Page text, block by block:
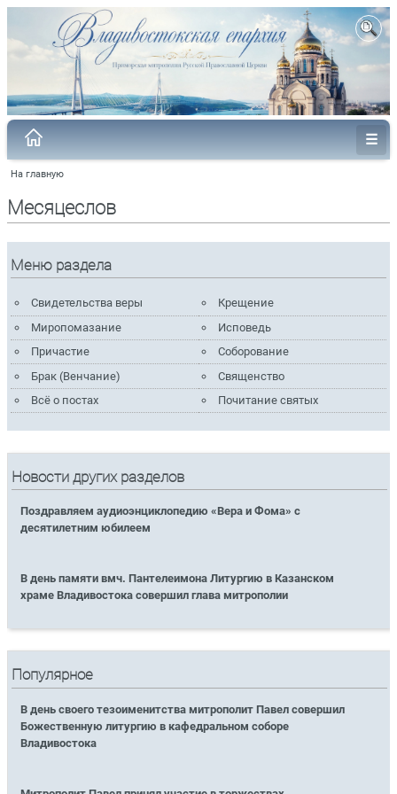
На главную
Месяцеслов
Меню раздела
Свидетельства веры
Крещение
Миропомазание
Исповедь
Причастие
Соборование
Брак (Венчание)
Священство
Всё о постах
Почитание святых
Новости других разделов
Поздравляем аудиоэнциклопедию «Вера и Фома» с
десятилетним юбилеем
В день памяти вмч. Пантелеимона Литургию в Казанском
храме Владивостока совершил глава митрополии
Популярное
В день своего тезоименитства митрополит Павел совершил
Божественную литургию в кафедральном соборе
Владивостока